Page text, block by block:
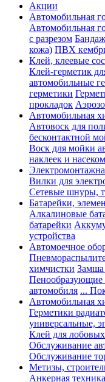
Акции
Автомобильная
Автомобильная
с разрезом
кожа) ПВХ
Клей, клеевые
Клей-герметик
автомобильные
герметики
прокладок
Автомобильная
Автовоск для
бесконтактной
Воск для мойки
наклеек и
Вилки для
Сетевые шнуры,
Батарейки,
Алкалиновые
батарейки
устройства
Автомоечное
химчистки Замша
Пенообразующие
автомобиля ...
Автомобильная
Герметики
универсальные,
Клей для
Обслуживание
Обслуживание
Метизы,
Анкерная техника